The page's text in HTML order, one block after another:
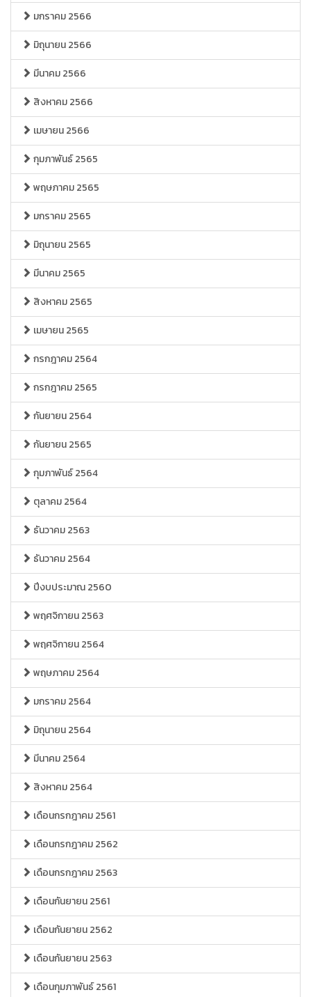
มกราคม 2566
มิถุนายน 2566
มีนาคม 2566
สิงหาคม 2566
เมษายน 2566
กุมภาพันธ์ 2565
พฤษภาคม 2565
มกราคม 2565
มิถุนายน 2565
มีนาคม 2565
สิงหาคม 2565
เมษายน 2565
กรกฎาคม 2564
กรกฎาคม 2565
กันยายน 2564
กันยายน 2565
กุมภาพันธ์ 2564
ตุลาคม 2564
ธันวาคม 2563
ธันวาคม 2564
ปีงบประมาณ 2560
พฤศจิกายน 2563
พฤศจิกายน 2564
พฤษภาคม 2564
มกราคม 2564
มิถุนายน 2564
มีนาคม 2564
สิงหาคม 2564
เดือนกรกฎาคม 2561
เดือนกรกฎาคม 2562
เดือนกรกฎาคม 2563
เดือนกันยายน 2561
เดือนกันยายน 2562
เดือนกันยายน 2563
เดือนกุมภาพันธ์ 2561